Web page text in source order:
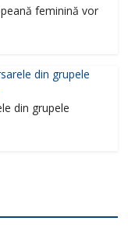
feminină vor
din grupele